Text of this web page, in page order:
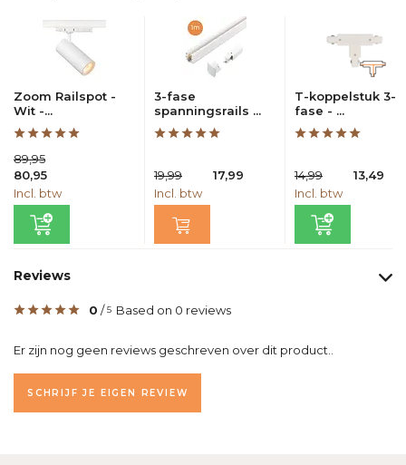
Zoom Railspot -
Wit -...
89,95
80,95
Incl. btw
3-fase
spanningsrails ...
19,99
17,99
Incl. btw
T-koppelstuk 3-
fase - ...
14,99
13,49
Incl. btw
Reviews
0 /5 Based on 0 reviews
Er zijn nog geen reviews geschreven over dit product..
SCHRIJF JE EIGEN REVIEW